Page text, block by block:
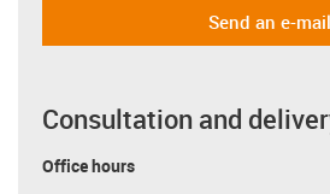
Send an e-mail
Consultation and
Office hours